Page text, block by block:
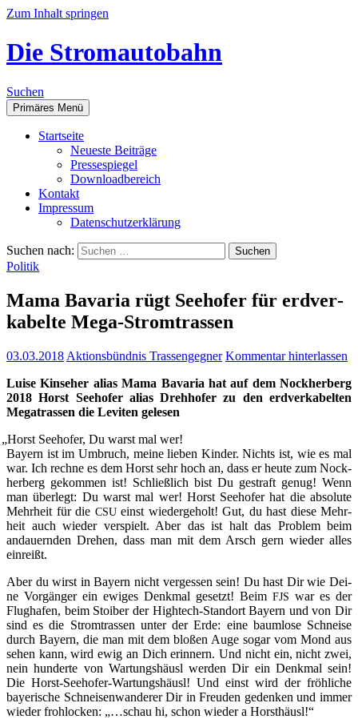
Zum Inhalt springen
Die Stromautobahn
Suchen
Primäres Menü
Start­sei­te
Neu­es­te Beiträge
Pres­se­spie­gel
Down­load­be­reich
Kon­takt
Impres­sum
Daten­schutz­er­klä­rung
Suchen nach:
Politik
Mama Bava­ria rügt See­ho­fer für erd­ver­
ka­bel­te Mega-Stromtrassen
03.03.2018 Aktionsbündnis Trassengegner Kommentar hinterlassen
Lui­se Kin­se­her ali­as Mama Bava­ria hat auf dem Nock­her­berg
2018 Horst See­ho­fer ali­as Dreh­ho­fer zu den erd­ver­ka­bel­ten
Mega­tras­sen die Levi­ten gelesen
„Horst See­ho­fer, Du warst mal wer!
Bay­ern ist im Umbruch, mei­ne lie­ben Kin­der. Nichts ist, wie es mal
war. Ich rech­ne es dem Horst sehr hoch an, dass er heu­te zum Nock­
her­berg gekom­men ist! Schließ­lich bist Du gestraft genug! Wenn
man über­legt: Du warst mal wer! Horst See­ho­fer hat die abso­lu­te
Mehr­heit für die CSUeinst wie­der­ge­holt! Gut, du hast die­se Mehr­
heit auch wie­der ver­spielt. Aber das ist halt das Pro­blem beim
andau­ern­den Dre­hen, dass man mit dem Arsch gern wie­der alles
einreißt.
Aber du wirst in Bay­ern nicht ver­ges­sen sein! Du hast Dir wie Dei­
ne Vor­gän­ger ein ewi­ges Denk­mal gesetzt! Beim FJS war es der
Flug­ha­fen, beim Stoi­ber der High­tech-Stand­ort Bay­ern und von Dir
sind es die Strom­tras­sen unter der Erde: eine baum­lo­se Schnei­se
durch Bay­ern, die man mit dem blo­ßen Auge sogar vom Mond aus
sehen kann, wird ewig an Dich erin­nern. Und nicht ein, nicht zwei,
nein hun­der­te von War­tungs­häusl wer­den Dir ein Denk­mal sein!
Die Horst-See­ho­fer-War­tungs­häusl! Und einst wird der fröh­li­che
baye­ri­sche Schnei­sen­wan­de­rer Dir in Freu­den geden­ken und immer
wie­der froh­lo­cken: „…schau hi, schon wie­der a Horsthäusl!“